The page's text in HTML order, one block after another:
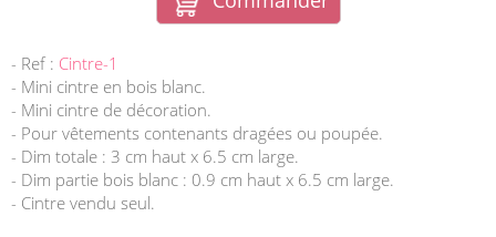
- Ref : Cintre-1
- Mini cintre en bois blanc.
- Mini cintre de décoration.
- Pour vêtements contenants dragées ou poupée.
- Dim totale : 3 cm haut x 6.5 cm large.
- Dim partie bois blanc : 0.9 cm haut x 6.5 cm large.
- Cintre vendu seul.